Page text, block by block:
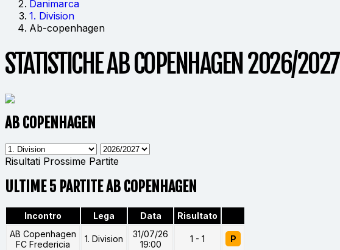
Danimarca
1. Division
Ab-copenhagen
STATISTICHE AB COPENHAGEN 2026/2027
AB COPENHAGEN
Risultati Prossime Partite
ULTIME 5 PARTITE AB COPENHAGEN
Incontro Lega Data
Risultato
AB Copenhagen
FC Fredericia
1. Division
31/07/26
19:00
1 - 1 P